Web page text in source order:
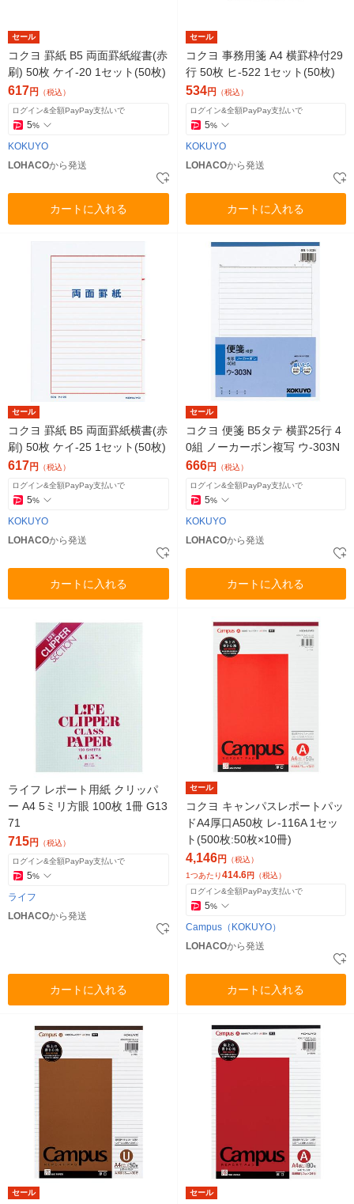
セール
コクヨ 罫紙 B5 両面罫紙縦書(赤
刷) 50枚 ケイ-20 1セット(50枚)
617円 （税込）
ログイン&全額PayPay支払いで
5%
KOKUYO
LOHACOから発送
カートに入れる
セール
コクヨ 事務用箋 A4 横罫枠付29
行 50枚 ヒ-522 1セット(50枚)
534円 （税込）
ログイン&全額PayPay支払いで
5%
KOKUYO
LOHACOから発送
カートに入れる
セール
コクヨ 罫紙 B5 両面罫紙横書(赤
刷) 50枚 ケイ-25 1セット(50枚)
617円 （税込）
ログイン&全額PayPay支払いで
5%
KOKUYO
LOHACOから発送
カートに入れる
セール
コクヨ 便箋 B5タテ 横罫25行 4
0組 ノーカーボン複写 ウ-303N
666円 （税込）
ログイン&全額PayPay支払いで
5%
KOKUYO
LOHACOから発送
カートに入れる
ライフ レポート用紙 クリッパ
ー A4 5ミリ方眼 100枚 1冊 G13
71
715円 （税込）
ログイン&全額PayPay支払いで
5%
ライフ
LOHACOから発送
カートに入れる
セール
コクヨ キャンパスレポートパッ
ドA4厚口A50枚 レ-116A 1セッ
ト(500枚:50枚×10冊)
4,146円 （税込）
1つあたり414.6円 （税込）
ログイン&全額PayPay支払いで
5%
Campus（KOKUYO）
LOHACOから発送
カートに入れる
セール セール